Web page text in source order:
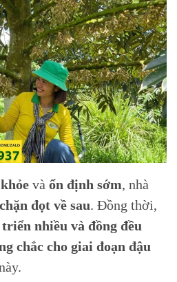
và ổn định sớm, nhà
đọt về sau. Đồng thời,
nhiều và đồng đều
chắc cho giai đoạn đậu